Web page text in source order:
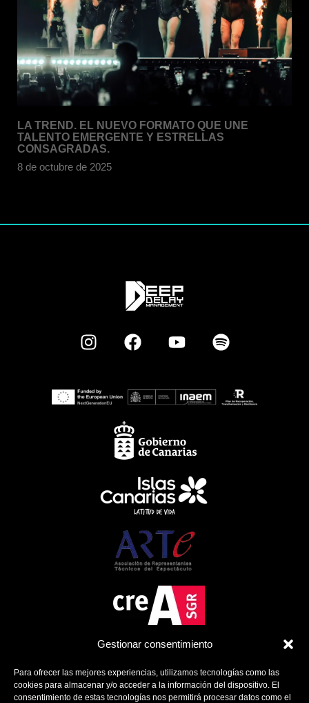
Gestionar consentimiento
Para ofrecer las mejores experiencias, utilizamos tecnologías como las
cookies para almacenar y/o acceder a la información del dispositivo. El
consentimiento de estas tecnologías nos permitirá procesar datos como el
LA TREND. EL NUEVO FORMATO QUE UNE
TALENTO EMERGENTE Y ESTRELLAS
CONSAGRADAS.
8 de octubre de 2025